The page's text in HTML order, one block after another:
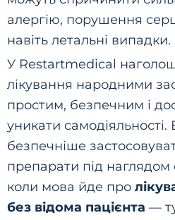
алергію, порушення
навіть летальні випадки.
У Restartmedical
лікування народними
простим, безпечним і
уникати
безпечніше
препарати під наглядом
коли мова йде про
без відома пацієнта —